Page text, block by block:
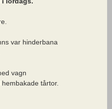
var hinderbana
vagn
tårtor.